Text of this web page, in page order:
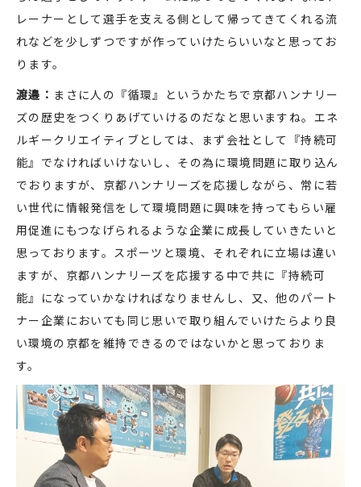
レーナーとして選手を支える側として帰ってきてくれる流
れなどを少しずつですが作っていけたらいいなと思ってお
ります。
渡邉： まさに人の『循環』というかたちで京都ハンナリー
ズの歴史をつくりあげていけるのだなと思いますね。エネ
ルギークリエイティブとしては、まず会社として『持続可
能』でなければいけないし、その為に環境問題に取り込ん
でおりますが、京都ハンナリーズを応援しながら、常に若
い世代に情報発信をして環境問題に興味を持ってもらい雇
用促進にもつなげられるような企業に成長していきたいと
思っております。スポーツと環境、それぞれに立場は違い
ますが、京都ハンナリーズを応援する中で共に『持続可
能』になっていかなければなりませんし、又、他のパート
ナー企業においても同じ思いで取り組んでいけたらより良
い環境の京都を維持できるのではないかと思っておりま
す。